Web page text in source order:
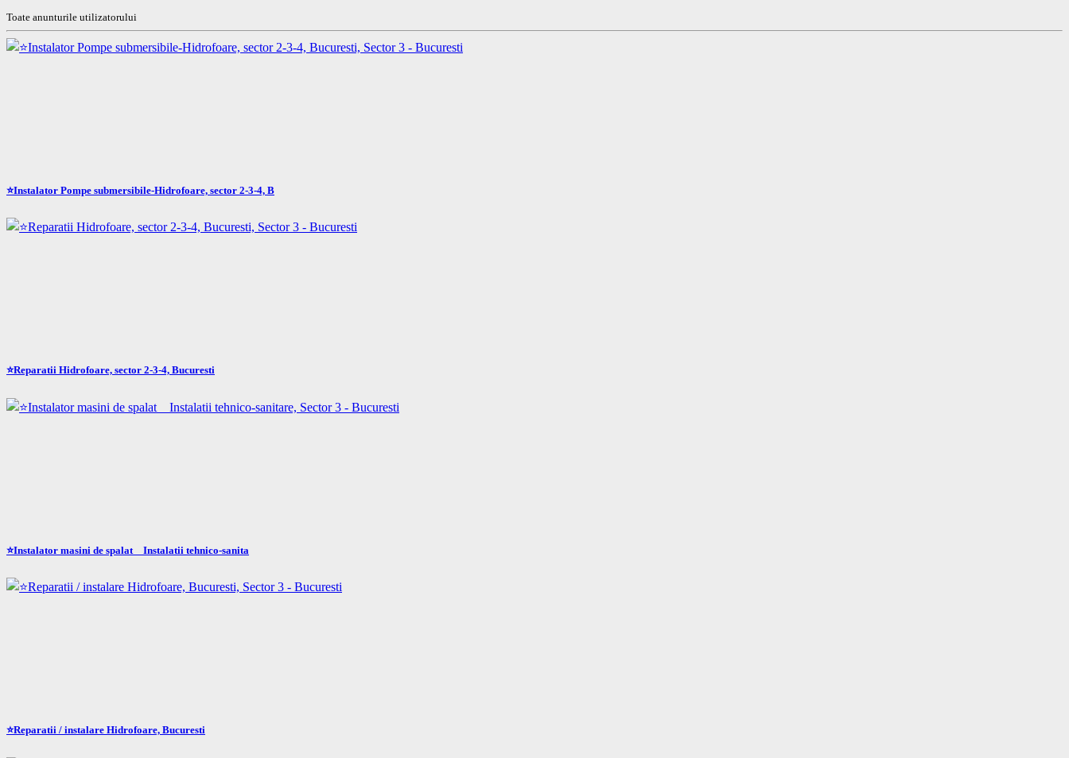
Toate anunturile utilizatorului
⭐Instalator Pompe submersibile-Hidrofoare, sector 2-3-4, B
⭐Reparatii Hidrofoare, sector 2-3-4, Bucuresti
⭐Instalator masini de spalat _ Instalatii tehnico-sanita
⭐Reparatii / instalare Hidrofoare, Bucuresti